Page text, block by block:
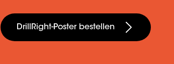
DrillRight-Poster bestellen